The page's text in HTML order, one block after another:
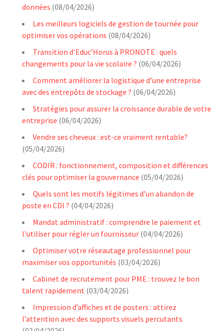
données (08/04/2026)
Les meilleurs logiciels de gestion de tournée pour
optimiser vos opérations (08/04/2026)
Transition d’Educ’Horus à PRONOTE : quels
changements pour la vie scolaire ? (06/04/2026)
Comment améliorer la logistique d’une entreprise
avec des entrepôts de stockage ? (06/04/2026)
Stratégies pour assurer la croissance durable de votre
entreprise (06/04/2026)
Vendre ses cheveux : est-ce vraiment rentable?
(05/04/2026)
CODIR : fonctionnement, composition et différences
clés pour optimiser la gouvernance (05/04/2026)
Quels sont les motifs légitimes d’un abandon de
poste en CDI ? (04/04/2026)
Mandat administratif : comprendre le paiement et
l’utiliser pour régler un fournisseur (04/04/2026)
Optimiser votre réseautage professionnel pour
maximiser vos opportunités (03/04/2026)
Cabinet de recrutement pour PME : trouvez le bon
talent rapidement (03/04/2026)
Impression d’affiches et de posters : attirez
l’attention avec des supports visuels percutants